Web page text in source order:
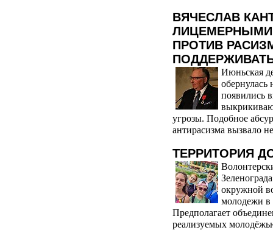
ВЯЧЕСЛАВ
ПРОТИВ
Июньская
обернулась
появились
угрозы. Подобное
антирасизма вызвало
ТЕРРИТОРИЯ
окружной
молодежи в
Предполагает
реализуемых